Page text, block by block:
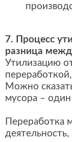
7. Процесс
разница
Утилизацию
Можно
мусора – один
Переработка